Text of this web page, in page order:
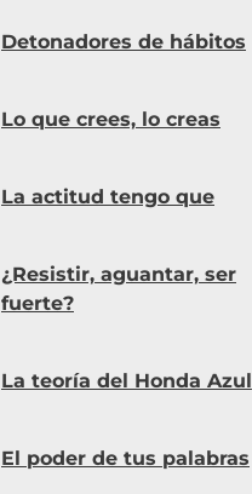
Detonadores de hábitos
Lo que crees, lo creas
La actitud tengo que
¿Resistir, aguantar, ser
fuerte?
La teoría del Honda Azul
El poder de tus palabras